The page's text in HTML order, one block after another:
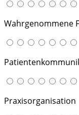
Wahrgenommene
Praxisorganisation